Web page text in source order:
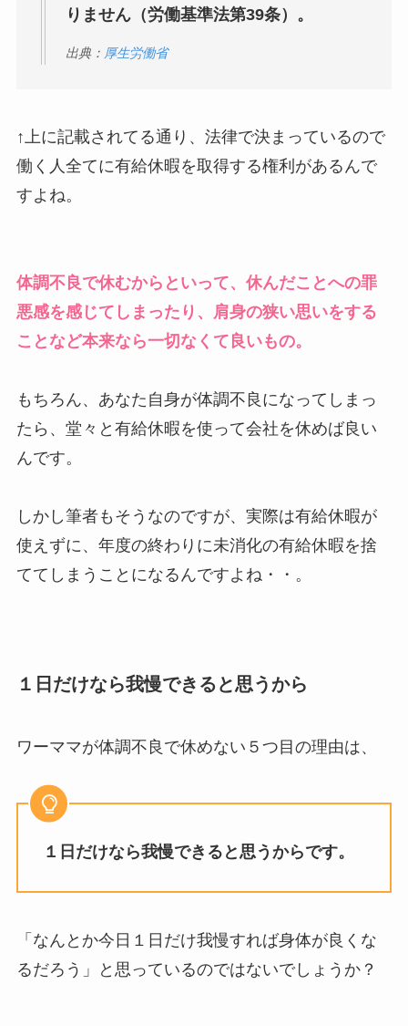
りません（労働基準法第39条）。
出典： 厚生労働省
↑上に記載されてる通り、法律で決まっているので
働く人全てに有給休暇を取得する権利があるんで
すよね。
体調不良で休むからといって、休んだことへの罪
悪感を感じてしまったり、肩身の狭い思いをする
ことなど本来なら一切なくて良いもの。
もちろん、あなた自身が体調不良になってしまっ
たら、堂々と有給休暇を使って会社を休めば良い
んです。
しかし筆者もそうなのですが、実際は有給休暇が
使えずに、年度の終わりに未消化の有給休暇を捨
ててしまうことになるんですよね・・。
１日だけなら我慢できると思うから
ワーママが体調不良で休めない５つ目の理由は、
１日だけなら我慢できると思うからです。
「なんとか今日１日だけ我慢すれば身体が良くな
るだろう」と思っているのではないでしょうか？